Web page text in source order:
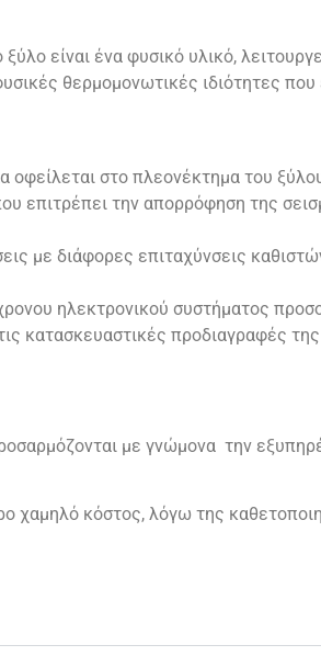
είναι ένα φυσικό υλικό,
θερμομονωτικές ιδιότητες
οφείλεται στο πλεονέκτημα του
επιτρέπει την απορρόφηση της
με διάφορες επιταχύνσεις
ηλεκτρονικού συστήματος
κατασκευαστικές προδιαγραφές
με γνώμονα την
χαμηλό κόστος, λόγω της